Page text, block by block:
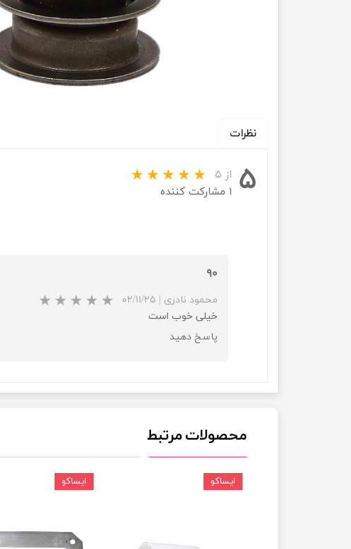
بلبرینگ ماشین
کاسه نمد ماشین
اورینگ ماشین
نظرات
۵ از ۵
۱ مشارکت کننده
۹۰
محمود نادری ۰۲/۱۱/۲۵
خیلی خوب است
پاسخ دهید
محصولات مرتبط
ایساکو ایساکو